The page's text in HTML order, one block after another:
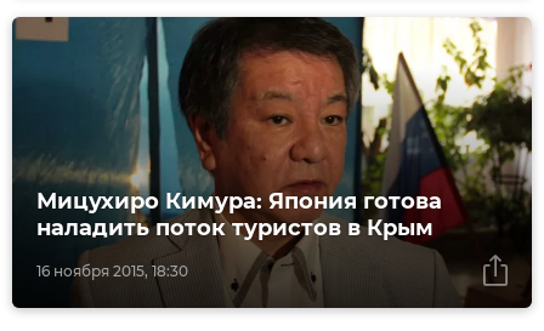
16 ноября 2015, 18:30
Мицухиро Кимура: Япония готова
наладить поток туристов в Крым